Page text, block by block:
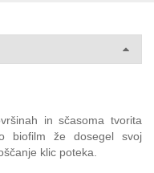
in sčasoma tvorita
biofilm že dosegel svoj
klic poteka.